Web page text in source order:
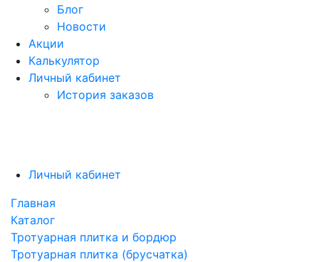
Блог
Новости
Акции
Калькулятор
Личный кабинет
История заказов
Личный кабинет
Главная
Каталог
Тротуарная плитка и бордюр
Тротуарная плитка (брусчатка)